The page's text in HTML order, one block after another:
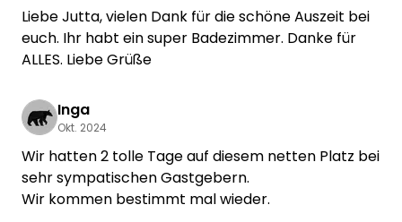
Liebe Jutta, vielen Dank für die schöne Auszeit bei
euch. Ihr habt ein super Badezimmer. Danke für
ALLES. Liebe Grüße
Inga
Okt. 2024
Wir hatten 2 tolle Tage auf diesem netten Platz bei
sehr sympatischen Gastgebern.
Wir kommen bestimmt mal wieder.